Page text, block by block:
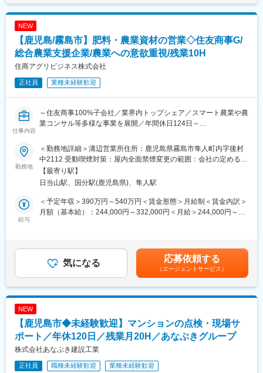
やりがい”を両立できる環境です。
変更の範囲：無
■扱うサービス
新車・中古車販売、自動車リース、自動車保険および損害保険の
代理業務
■組織構成
■業務の魅力
映される環境です。
■教育体制
配属先での基礎研修やOJTを通じ、未経験からでも無理なく成長
できるサポート体制を整えています。
■就業環境
経験を積むことでリーダーやマネジメント職へのステップアップ
■企業の特徴/魅力
NEW
【鹿児島/霧島市】肥料・農業資材の営業◇住友商事G/
総合農業支援企業/農業への意欲重視/残業10H
住商アグリビジネス株式会社
正社員 業種未経験歓迎
仕事内容
～住友商事100%子会社／業界内トップシェア／スマート農業や農
業コンサル等多様な事業を展開／年間休日124日～
■仕事の内容：
農業生産者に対し、土壌診断を活用しながら、品質向上、収量安
定に向けた技術指導、施肥提案、肥料や仕入商品の販売等を行い
ます。
農業の現場の声を拾いながら積極的に提案を行うやりがいのある
業務です。
水稲、畑作、酪農、野菜、果物、花き等作物生産の品質向上およ
び収量安定のため、土づくりなど技術指導によって生産者を農業
取り扱い品目：肥料、土壌改良材、畜産酪農資材、農薬など
■配属先情報：
溝辺営業所(9名)
業界未経験で入社した方も多く、サポート体制は充実していま
す。
勤務地
＜勤務地詳細＞溝辺営業所住所：鹿児島県霧島市隼人町内字後村
中2112 受動喫煙対策：屋内全面禁煙変更の範囲：会社の定める事
業所
【最寄り駅】
日当山駅、国分駅(鹿児島県)、隼人駅
給与
＜予定年収＞390万円～540万円＜賃金形態＞月給制＜賃金内訳＞
月額（基本給）：244,000円～332,000円＜月給＞244,000円～
気になる 応募依頼する
（エージェントサービス）
NEW
【鹿児島市◆未経験歓迎】マンションの点検・現場サ
ポート／年休120日／残業月20H／あなぶきグループ
株式会社あなぶき建設工業
正社員 職種未経験歓迎 業種未経験歓迎